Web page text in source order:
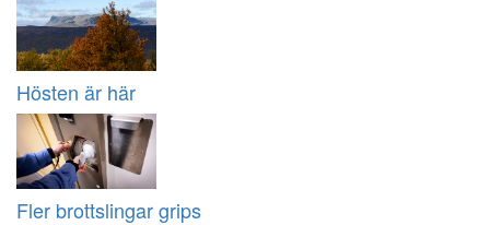
Hösten är här
Fler brottslingar grips